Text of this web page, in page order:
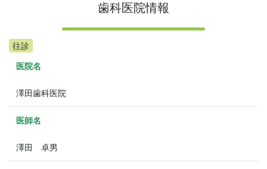
歯科医院情報
往診
医院名
澤田歯科医院
医師名
澤田 卓男